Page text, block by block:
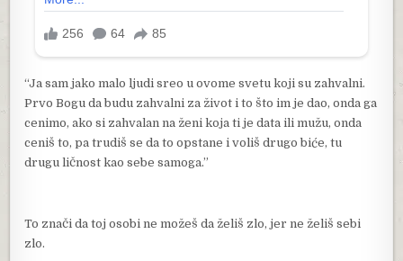
“Ja sam jako malo ljudi sreo u ovome svetu koji su zahvalni.
Prvo Bogu da budu zahvalni za život i to što im je dao, onda ga
cenimo, ako si zahvalan na ženi koja ti je data ili mužu, onda
ceniš to, pa trudiš se da to opstane i voliš drugo biće, tu
drugu ličnost kao sebe samoga.”
To znači da toj osobi ne možeš da želiš zlo, jer ne želiš sebi
zlo.